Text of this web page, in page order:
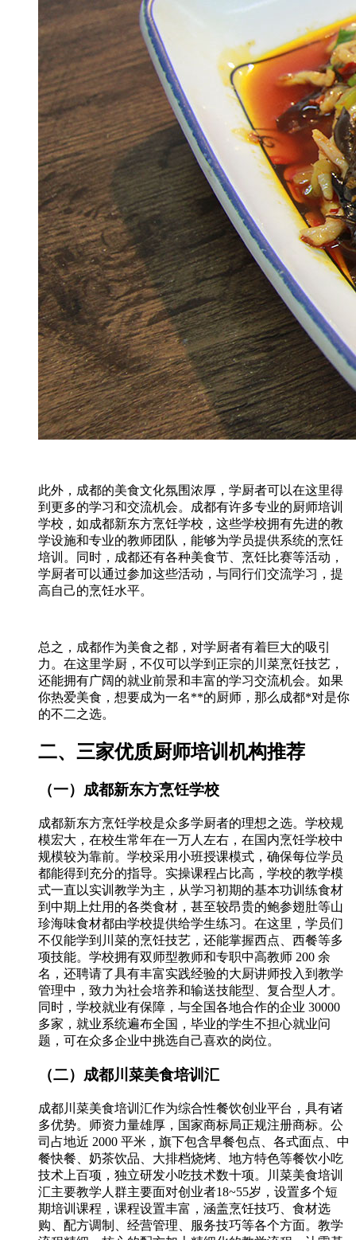
此外，成都的美食文化氛围浓厚，学厨者可以在这里得
到更多的学习和交流机会。成都有许多专业的厨师培训
学校，如成都新东方烹饪学校，这些学校拥有先进的教
学设施和专业的教师团队，能够为学员提供系统的烹饪
培训。同时，成都还有各种美食节、烹饪比赛等活动，
学厨者可以通过参加这些活动，与同行们交流学习，提
高自己的烹饪水平。
总之，成都作为美食之都，对学厨者有着巨大的吸引
力。在这里学厨，不仅可以学到正宗的川菜烹饪技艺，
还能拥有广阔的就业前景和丰富的学习交流机会。如果
你热爱美食，想要成为一名**的厨师，那么成都*对是你
的不二之选。
二、三家优质厨师培训机构推荐
（一）成都新东方烹饪学校
成都新东方烹饪学校是众多学厨者的理想之选。学校规
模宏大，在校生常年在一万人左右，在国内烹饪学校中
规模较为靠前。学校采用小班授课模式，确保每位学员
都能得到充分的指导。实操课程占比高，学校的教学模
式一直以实训教学为主，从学习初期的基本功训练食材
到中期上灶用的各类食材，甚至较昂贵的鲍参翅肚等山
珍海味食材都由学校提供给学生练习。在这里，学员们
不仅能学到川菜的烹饪技艺，还能掌握西点、西餐等多
项技能。学校拥有双师型教师和专职中高教师 200 余
名，还聘请了具有丰富实践经验的大厨讲师投入到教学
管理中，致力为社会培养和输送技能型、复合型人才。
同时，学校就业有保障，与全国各地合作的企业 30000
多家，就业系统遍布全国，毕业的学生不担心就业问
题，可在众多企业中挑选自己喜欢的岗位。
（二）成都川菜美食培训汇
成都川菜美食培训汇作为综合性餐饮创业平台，具有诸
多优势。师资力量雄厚，国家商标局正规注册商标。公
司占地近 2000 平米，旗下包含早餐包点、各式面点、中
餐快餐、奶茶饮品、大排档烧烤、地方特色等餐饮小吃
技术上百项，独立研发小吃技术数十项。川菜美食培训
汇主要教学人群主要面对创业者18~55岁，设置多个短
期培训课程，课程设置丰富，涵盖烹饪技巧、食材选
购、配方调制、经营管理、服务技巧等各个方面。教学